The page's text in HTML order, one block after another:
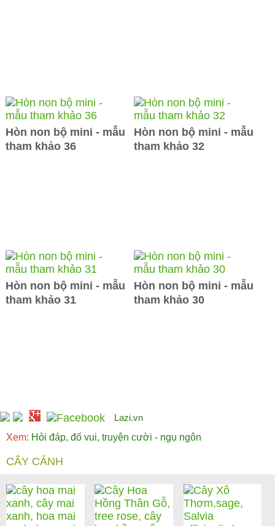
Hòn non bộ mini - mẫu
tham khảo 36
Hòn non bộ mini - mẫu
tham khảo 32
Hòn non bộ mini - mẫu
tham khảo 31
Hòn non bộ mini - mẫu
tham khảo 30
Lazi.vn
Xem: Hỏi đáp, đố vui, truyện cười - ngụ ngôn
CÂY CẢNH